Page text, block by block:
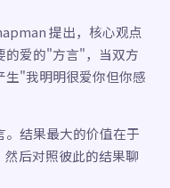
提出，核心观点
的爱的"方言"，当双方
生"我明明很爱你但你感
结果最大的价值在于
后对照彼此的结果聊